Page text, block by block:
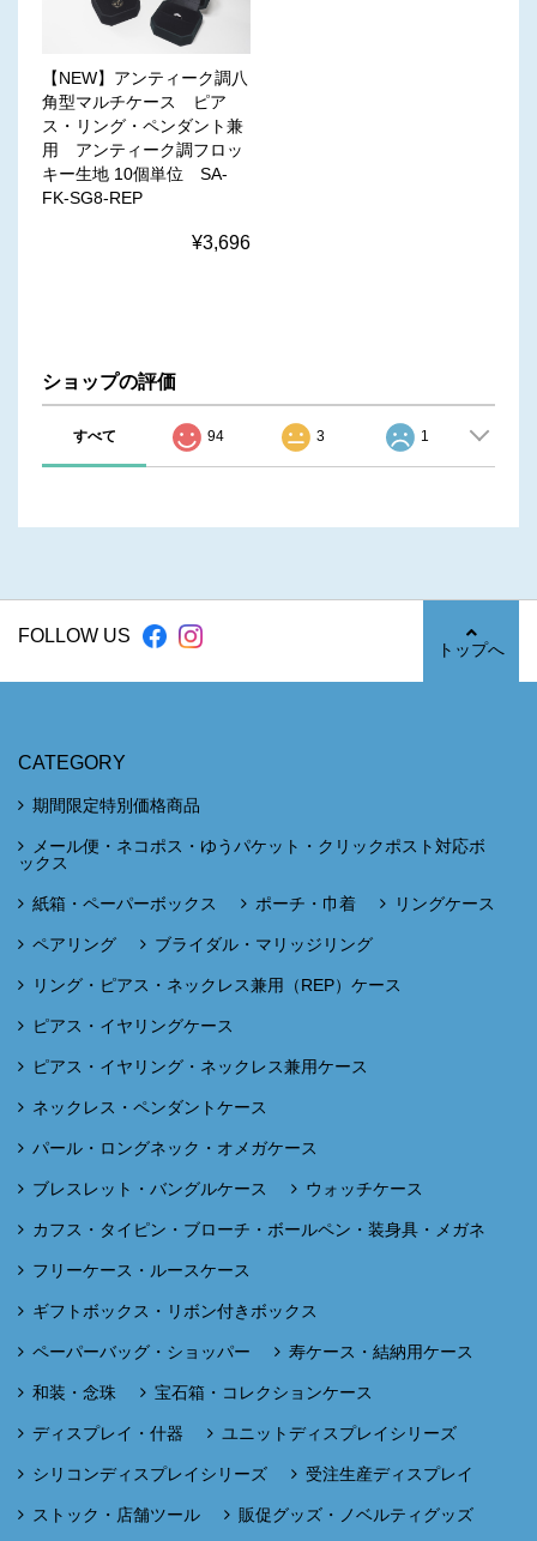
【NEW】アンティーク調八
角型マルチケース ピア
ス・リング・ペンダント兼
用 アンティーク調フロッ
キー生地 10個単位 SA-
FK-SG8-REP
¥3,696
ショップの評価
すべて 94 3 1
FOLLOW US
トップへ
CATEGORY
期間限定特別価格商品
メール便・ネコポス・ゆうパケット・クリックポスト対応ボ
ックス
紙箱・ペーパーボックス ポーチ・巾着 リングケース
ペアリング ブライダル・マリッジリング
リング・ピアス・ネックレス兼用（REP）ケース
ピアス・イヤリングケース
ピアス・イヤリング・ネックレス兼用ケース
ネックレス・ペンダントケース
パール・ロングネック・オメガケース
ブレスレット・バングルケース ウォッチケース
カフス・タイピン・ブローチ・ボールペン・装身具・メガネ
フリーケース・ルースケース
ギフトボックス・リボン付きボックス
ペーパーバッグ・ショッパー 寿ケース・結納用ケース
和装・念珠 宝石箱・コレクションケース
ディスプレイ・什器 ユニットディスプレイシリーズ
シリコンディスプレイシリーズ 受注生産ディスプレイ
ストック・店舗ツール 販促グッズ・ノベルティグッズ